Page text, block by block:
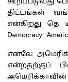
கூறப்படுவது
திட்டங்கள்
என்கிறது தெ
Democracy-
எனவே
என்றதற்குப்